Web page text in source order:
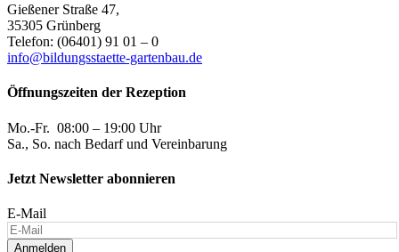
Gießener Straße 47,
35305 Grünberg
Telefon: (06401) 91 01 – 0
info@bildungsstaette-gartenbau.de
Öffnungszeiten der Rezeption
Mo.-Fr. 08:00 – 19:00 Uhr
Sa., So. nach Bedarf und Vereinbarung
Jetzt Newsletter abonnieren
E-Mail
Anmelden